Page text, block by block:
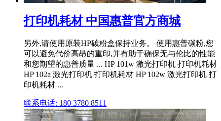
打印机耗材 中国惠普官方商城
另外,请使用原装HP碳粉盒保持业务。 使用惠普碳粉,您
可以避免代价高昂的重印,并有助于确保无与伦比的性能
和您期望的惠普质量 ... HP 101w 激光打印机 打印机耗材
HP 102a 激光打印机 打印机耗材 HP 102w 激光打印机 打
印机耗材 ...
联系电话: 180 3780 8511